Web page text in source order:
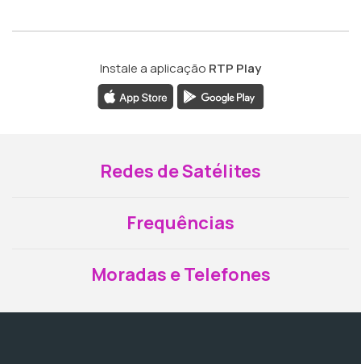
Instale a aplicação RTP Play
Redes de Satélites
Frequências
Moradas e Telefones